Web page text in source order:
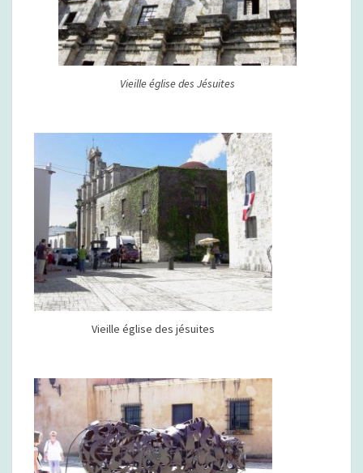
Vieille église des Jésuites
Vieille église des jésuites